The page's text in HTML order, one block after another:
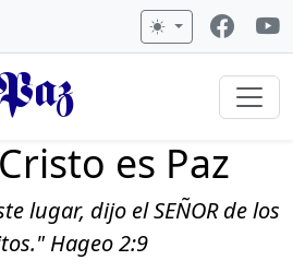
es Paz
lugar, dijo el SEÑOR de los
Hageo 2:9